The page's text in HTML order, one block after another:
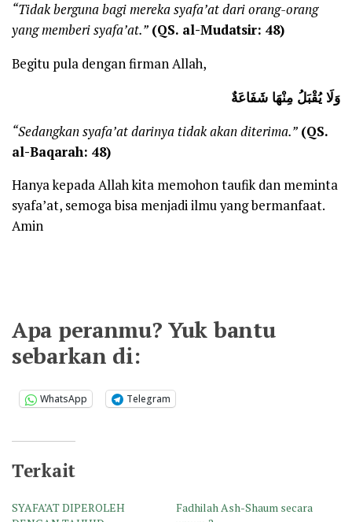
“Tidak berguna bagi mereka syafa’at dari orang-orang
yang memberi syafa’at.” (QS. al-Mudatsir: 48)
Begitu pula dengan firman Allah,
وَلَا يُقْبَلُ مِنْهَا شَفَاعَةٌ
“Sedangkan syafa’at darinya tidak akan diterima.” (QS.
al-Baqarah: 48)
Hanya kepada Allah kita memohon taufik dan meminta
syafa’at, semoga bisa menjadi ilmu yang bermanfaat.
Amin
Apa peranmu? Yuk bantu
sebarkan di:
WhatsApp Telegram
Terkait
SYAFA’AT DIPEROLEH
Fadhilah Ash-Shaum secara